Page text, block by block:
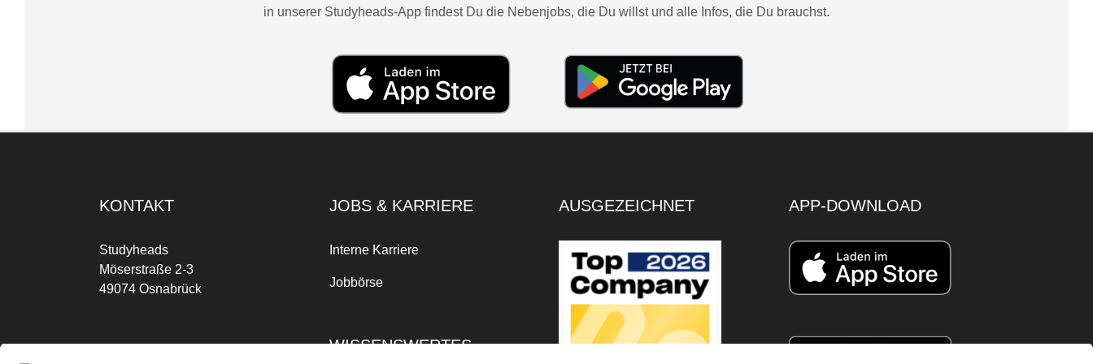
in unserer Studyheads-App findest Du die Nebenjobs, die Du willst und alle Infos, die Du brauchst.
KONTAKT
Studyheads
Möserstraße 2-3
49074 Osnabrück
JOBS & KARRIERE
Interne Karriere
Jobbörse
WISSENSWERTES
AUSGEZEICHNET APP-DOWNLOAD